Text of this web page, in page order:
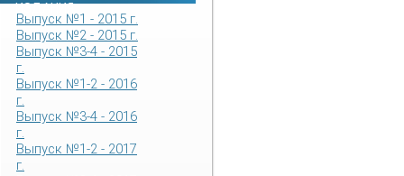
ИЗДАНИЯ
Выпуск №1 - 2015 г.
Выпуск №2 - 2015 г.
Выпуск №3-4 - 2015
г.
Выпуск №1-2 - 2016
г.
Выпуск №3-4 - 2016
г.
Выпуск №1-2 - 2017
г.